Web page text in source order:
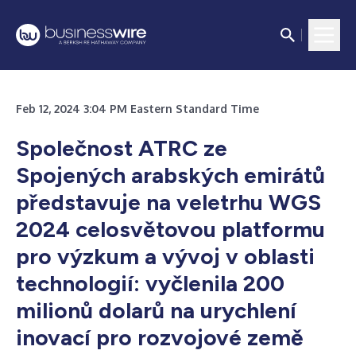
Feb 12, 2024 3:04 PM Eastern Standard Time
Společnost ATRC ze
Spojených arabských emirátů
představuje na veletrhu WGS
2024 celosvětovou platformu
pro výzkum a vývoj v oblasti
technologií: vyčlenila 200
milionů dolarů na urychlení
inovací pro rozvojové země